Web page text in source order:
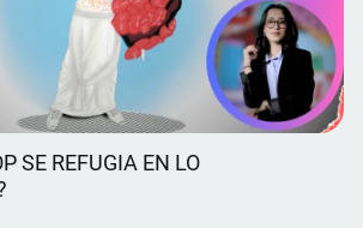
SE REFUGIA EN LO